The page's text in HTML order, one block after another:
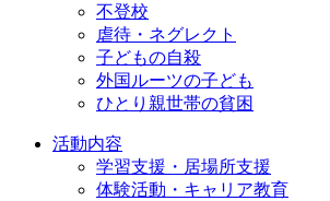
不登校
虐待・ネグレクト
子どもの自殺
外国ルーツの子ども
ひとり親世帯の貧困
活動内容
学習支援・居場所支援
体験活動・キャリア教育